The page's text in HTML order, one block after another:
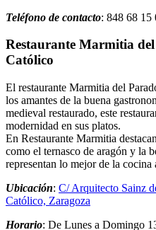
Teléfono de contacto: 848 68 15
Restaurante Marmitia
Católico
El restaurante Marmitia del
los amantes de la buena
medieval restaurado, este
modernidad en sus platos.
En Restaurante Marmitia
como el ternasco de aragón y la
representan lo mejor de la cocina
Ubicación: C/ Arquitecto Sainz
Católico, Zaragoza
Horario: De Lunes a Domingo